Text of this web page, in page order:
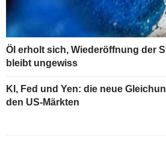
Öl erholt sich, Wiederöffnung der
bleibt ungewiss
KI, Fed und Yen: die neue
den US-Märkten